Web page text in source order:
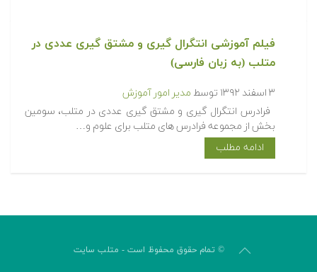
فیلم آموزشی انتگرال گیری و مشتق گیری عددی در
متلب (به زبان فارسی)
۳ اسفند ۱۳۹۲ توسط مدیر امور آموزش
فرادرس انتگرال گیری و مشتق گیری عددی در متلب، سومین
بخش از مجموعه فرادرس های متلب برای علوم و…
ادامه مطلب
© تمام حقوق محفوظ است - متلب سایت